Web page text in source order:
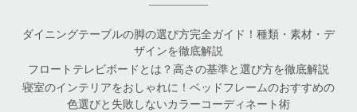
ダイニングテーブルの脚の選び方完全ガイド！種類・素材・デ
ザインを徹底解説
フロートテレビボードとは？高さの基準と選び方を徹底解説
寝室のインテリアをおしゃれに！ベッドフレームのおすすめの
色選びと失敗しないカラーコーディネート術